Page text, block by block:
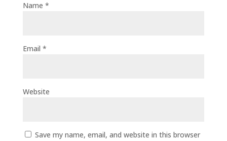
Name *
Email *
Website
Save my name, email, and website in this browser